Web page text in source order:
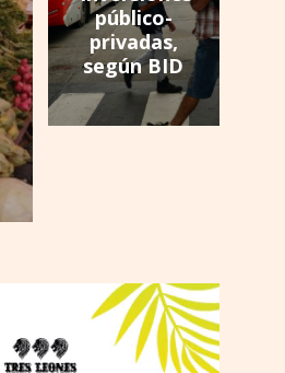
público-
privadas,
según BID